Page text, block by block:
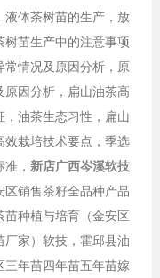
液体茶树苗的生产，放
苗生产中的注意事项
常情况及原因分析，原
因分析，扁山油茶高
油茶生态习性，扁山
效栽培技术要点，季选
， 新店广西岑溪软技
销售茶籽全品种产品
种植与培育（金安区
厂家）软技，霍邱县油
年苗四年苗五年苗嫁